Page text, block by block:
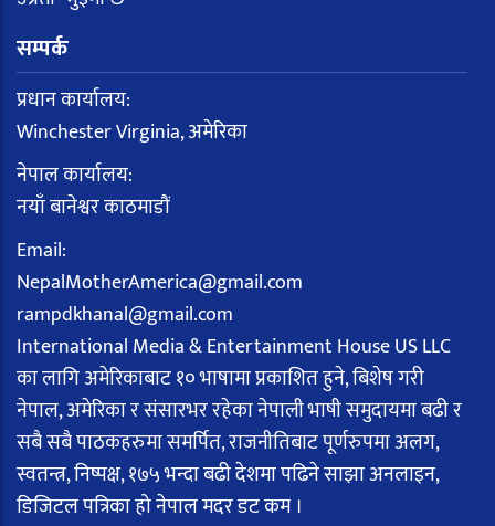
सम्पर्क
प्रधान कार्यालय:
Winchester Virginia, अमेरिका
नेपाल कार्यालय:
नयाँ बानेश्वर काठमाडौं
Email:
NepalMotherAmerica@gmail.com
rampdkhanal@gmail.com
International Media & Entertainment House US LLC
का लागि अमेरिकाबाट १० भाषामा प्रकाशित हुने, बिशेष गरी
नेपाल, अमेरिका र संसारभर रहेका नेपाली भाषी समुदायमा बढी र
सबै सबै पाठकहरुमा समर्पित, राजनीतिबाट पूर्णरुपमा अलग,
स्वतन्त्र, निष्पक्ष, १७५ भन्दा बढी देशमा पढिने साझा अनलाइन,
डिजिटल पत्रिका हो नेपाल मदर डट कम ।